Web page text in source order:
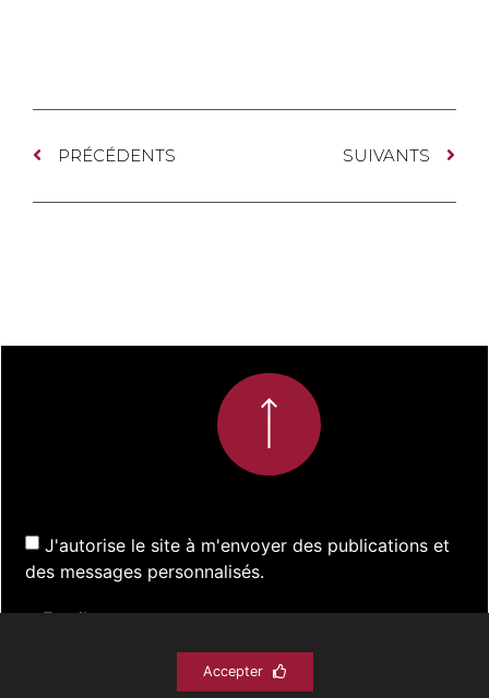
PRÉCÉDENTS SUIVANTS
J'autorise le site à m'envoyer des publications et
des messages personnalisés.
S'inscrire
Accepter